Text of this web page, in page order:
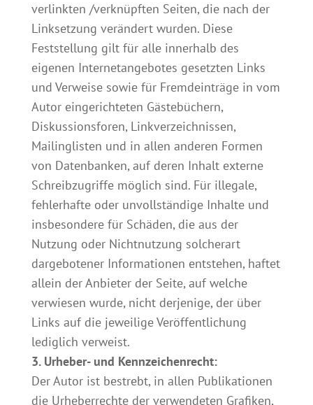
verlinkten /verknüpften Seiten, die nach der
Linksetzung verändert wurden. Diese
Feststellung gilt für alle innerhalb des
eigenen Internetangebotes gesetzten Links
und Verweise sowie für Fremdeinträge in vom
Autor eingerichteten Gästebüchern,
Diskussionsforen, Linkverzeichnissen,
Mailinglisten und in allen anderen Formen
von Datenbanken, auf deren Inhalt externe
Schreibzugriffe möglich sind. Für illegale,
fehlerhafte oder unvollständige Inhalte und
insbesondere für Schäden, die aus der
Nutzung oder Nichtnutzung solcherart
dargebotener Informationen entstehen, haftet
allein der Anbieter der Seite, auf welche
verwiesen wurde, nicht derjenige, der über
Links auf die jeweilige Veröffentlichung
lediglich verweist.
3. Urheber- und Kennzeichenrecht:
Der Autor ist bestrebt, in allen Publikationen
die Urheberrechte der verwendeten Grafiken,